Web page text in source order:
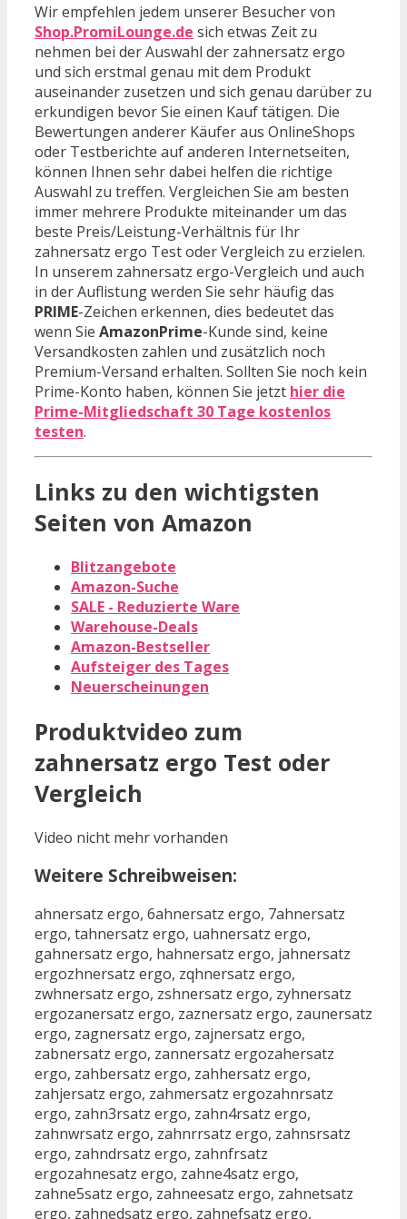
Wir empfehlen jedem unserer Besucher von
Shop.PromiLounge.de sich etwas Zeit zu
nehmen bei der Auswahl der zahnersatz ergo
und sich erstmal genau mit dem Produkt
auseinander zusetzen und sich genau darüber zu
erkundigen bevor Sie einen Kauf tätigen. Die
Bewertungen anderer Käufer aus OnlineShops
oder Testberichte auf anderen Internetseiten,
können Ihnen sehr dabei helfen die richtige
Auswahl zu treffen. Vergleichen Sie am besten
immer mehrere Produkte miteinander um das
beste Preis/Leistung-Verhältnis für Ihr
zahnersatz ergo Test oder Vergleich zu erzielen.
In unserem zahnersatz ergo-Vergleich und auch
in der Auflistung werden Sie sehr häufig das
PRIME-Zeichen erkennen, dies bedeutet das
wenn Sie AmazonPrime-Kunde sind, keine
Versandkosten zahlen und zusätzlich noch
Premium-Versand erhalten. Sollten Sie noch kein
Prime-Konto haben, können Sie jetzt hier die
Prime-Mitgliedschaft 30 Tage kostenlos
testen.
Links zu den wichtigsten
Seiten von Amazon
Blitzangebote
Amazon-Suche
SALE - Reduzierte Ware
Warehouse-Deals
Amazon-Bestseller
Aufsteiger des Tages
Neuerscheinungen
Produktvideo zum
zahnersatz ergo Test oder
Vergleich
Video nicht mehr vorhanden
Weitere Schreibweisen:
ahnersatz ergo, 6ahnersatz ergo, 7ahnersatz
ergo, tahnersatz ergo, uahnersatz ergo,
gahnersatz ergo, hahnersatz ergo, jahnersatz
ergozhnersatz ergo, zqhnersatz ergo,
zwhnersatz ergo, zshnersatz ergo, zyhnersatz
ergozanersatz ergo, zaznersatz ergo, zaunersatz
ergo, zagnersatz ergo, zajnersatz ergo,
zabnersatz ergo, zannersatz ergozahersatz
ergo, zahbersatz ergo, zahhersatz ergo,
zahjersatz ergo, zahmersatz ergozahnrsatz
ergo, zahn3rsatz ergo, zahn4rsatz ergo,
zahnwrsatz ergo, zahnrrsatz ergo, zahnsrsatz
ergo, zahndrsatz ergo, zahnfrsatz
ergozahnesatz ergo, zahne4satz ergo,
zahne5satz ergo, zahneesatz ergo, zahnetsatz
ergo, zahnedsatz ergo, zahnefsatz ergo,